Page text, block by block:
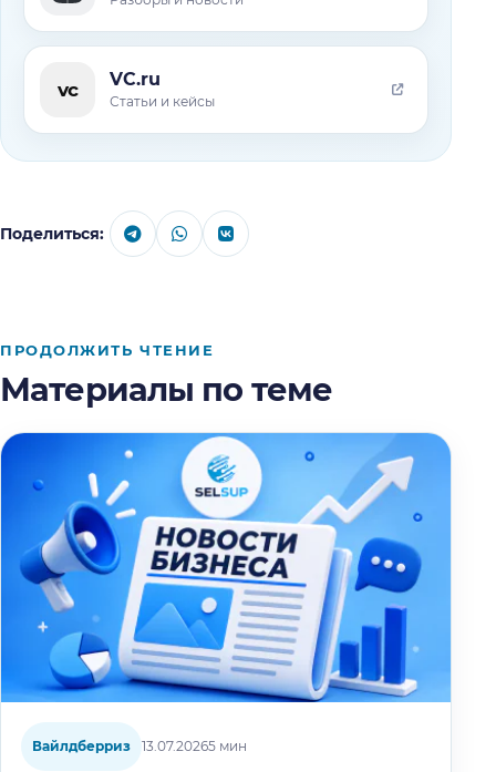
vc VC.ru
Статьи и кейсы
Поделиться:
ПРОДОЛЖИТЬ ЧТЕНИЕ
Материалы по теме
Вайлдберриз 13.07.20265 мин